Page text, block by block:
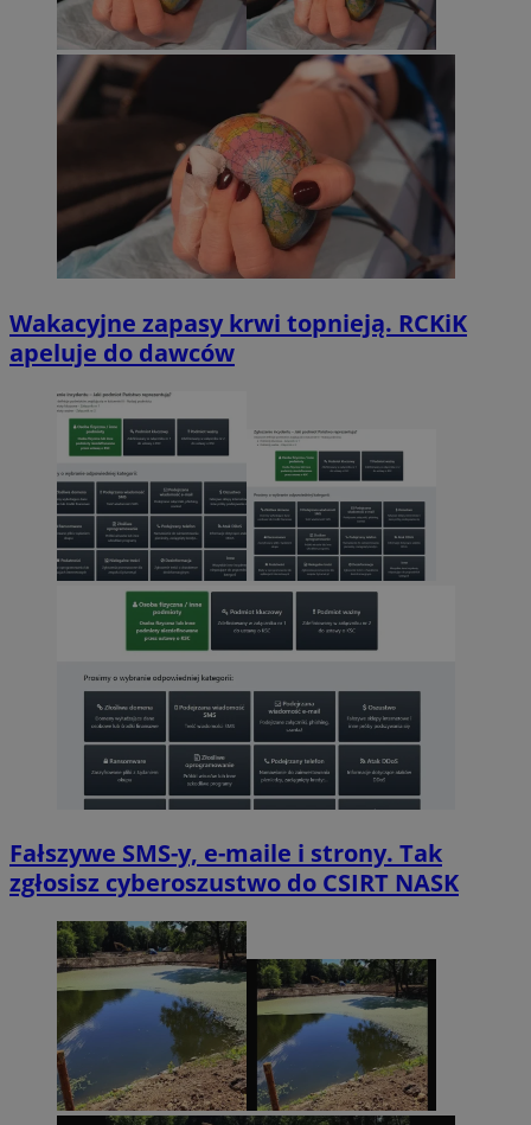
Wakacyjne zapasy krwi topnieją. RCKiK
apeluje do dawców
Fałszywe SMS-y, e-maile i strony. Tak
zgłosisz cyberoszustwo do CSIRT NASK